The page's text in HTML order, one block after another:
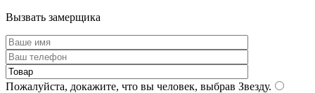
Вызвать замерщика
Пожалуйста, докажите, что вы человек, выбрав Звезду.